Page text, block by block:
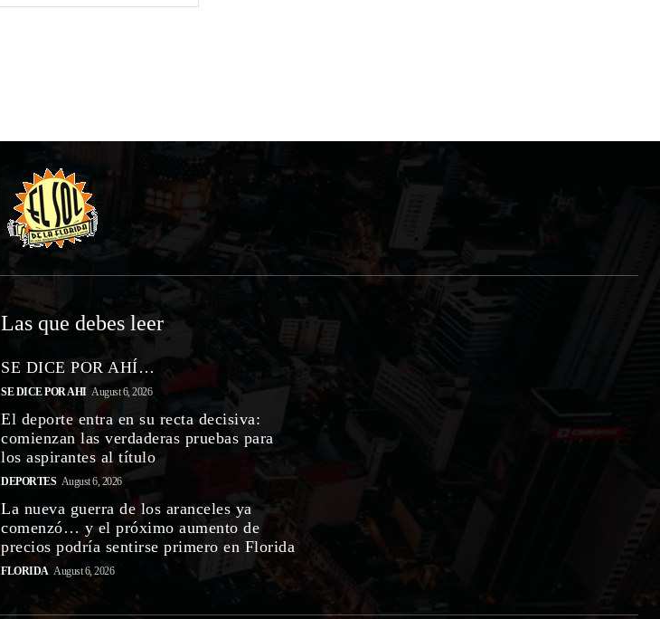
Las que debes leer
SE DICE POR AHÍ…
SE DICE POR AHI August 6, 2026
El deporte entra en su recta decisiva:
comienzan las verdaderas pruebas para
los aspirantes al título
DEPORTES August 6, 2026
La nueva guerra de los aranceles ya
comenzó… y el próximo aumento de
precios podría sentirse primero en Florida
FLORIDA August 6, 2026